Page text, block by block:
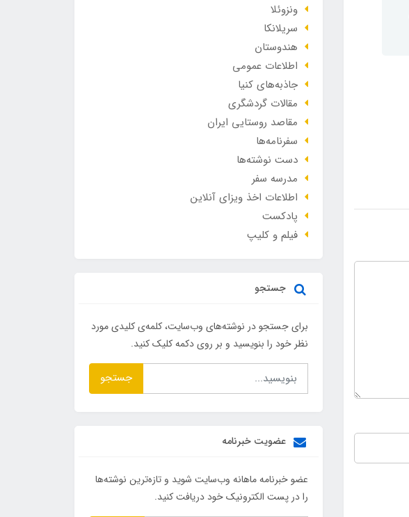
ونزوئلا
سریلانکا
هندوستان
اطلاعات عمومی
جاذبه‌های کنیا
مقالات گردشگری
مقاصد روستایی ایران
سفرنامه‌ها
دست نوشته‌ها
مدرسه سفر
اطلاعات اخذ ویزای آنلاین
پادکست
فیلم و کلیپ
جستجو
برای جستجو در نوشته‌های وب‌سایت، کلمه‌ی کلیدی مورد
نظر خود را بنویسید و بر روی دکمه کلیک کنید.
جستجو
عضویت خبرنامه
عضو خبرنامه ماهانه وب‌سایت شوید و تازه‌ترین نوشته‌ها
را در پست الکترونیک خود دریافت کنید.